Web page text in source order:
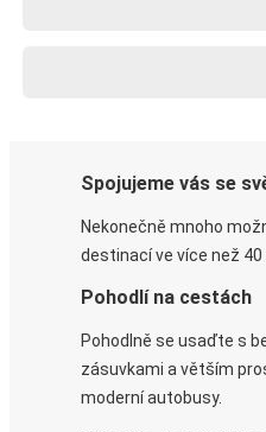
Spojujeme vás se
Nekonečně mnoho
destinací ve více než 40
Pohodlí na cestách
Pohodlně se usaďte s
zásuvkami a větším
moderní autobusy.